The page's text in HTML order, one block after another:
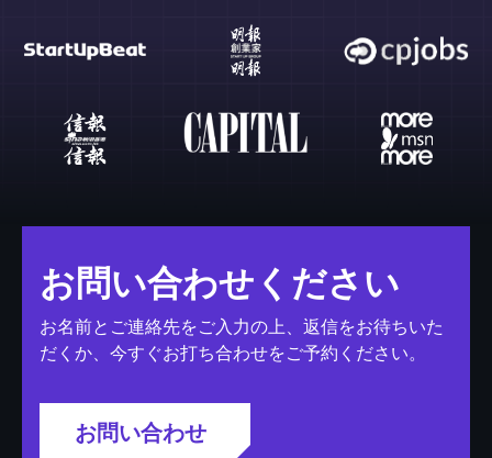
お問い合わせください
お名前とご連絡先をご入力の上、返信をお待ちいた
だくか、今すぐお打ち合わせをご予約ください。
お問い合わせ